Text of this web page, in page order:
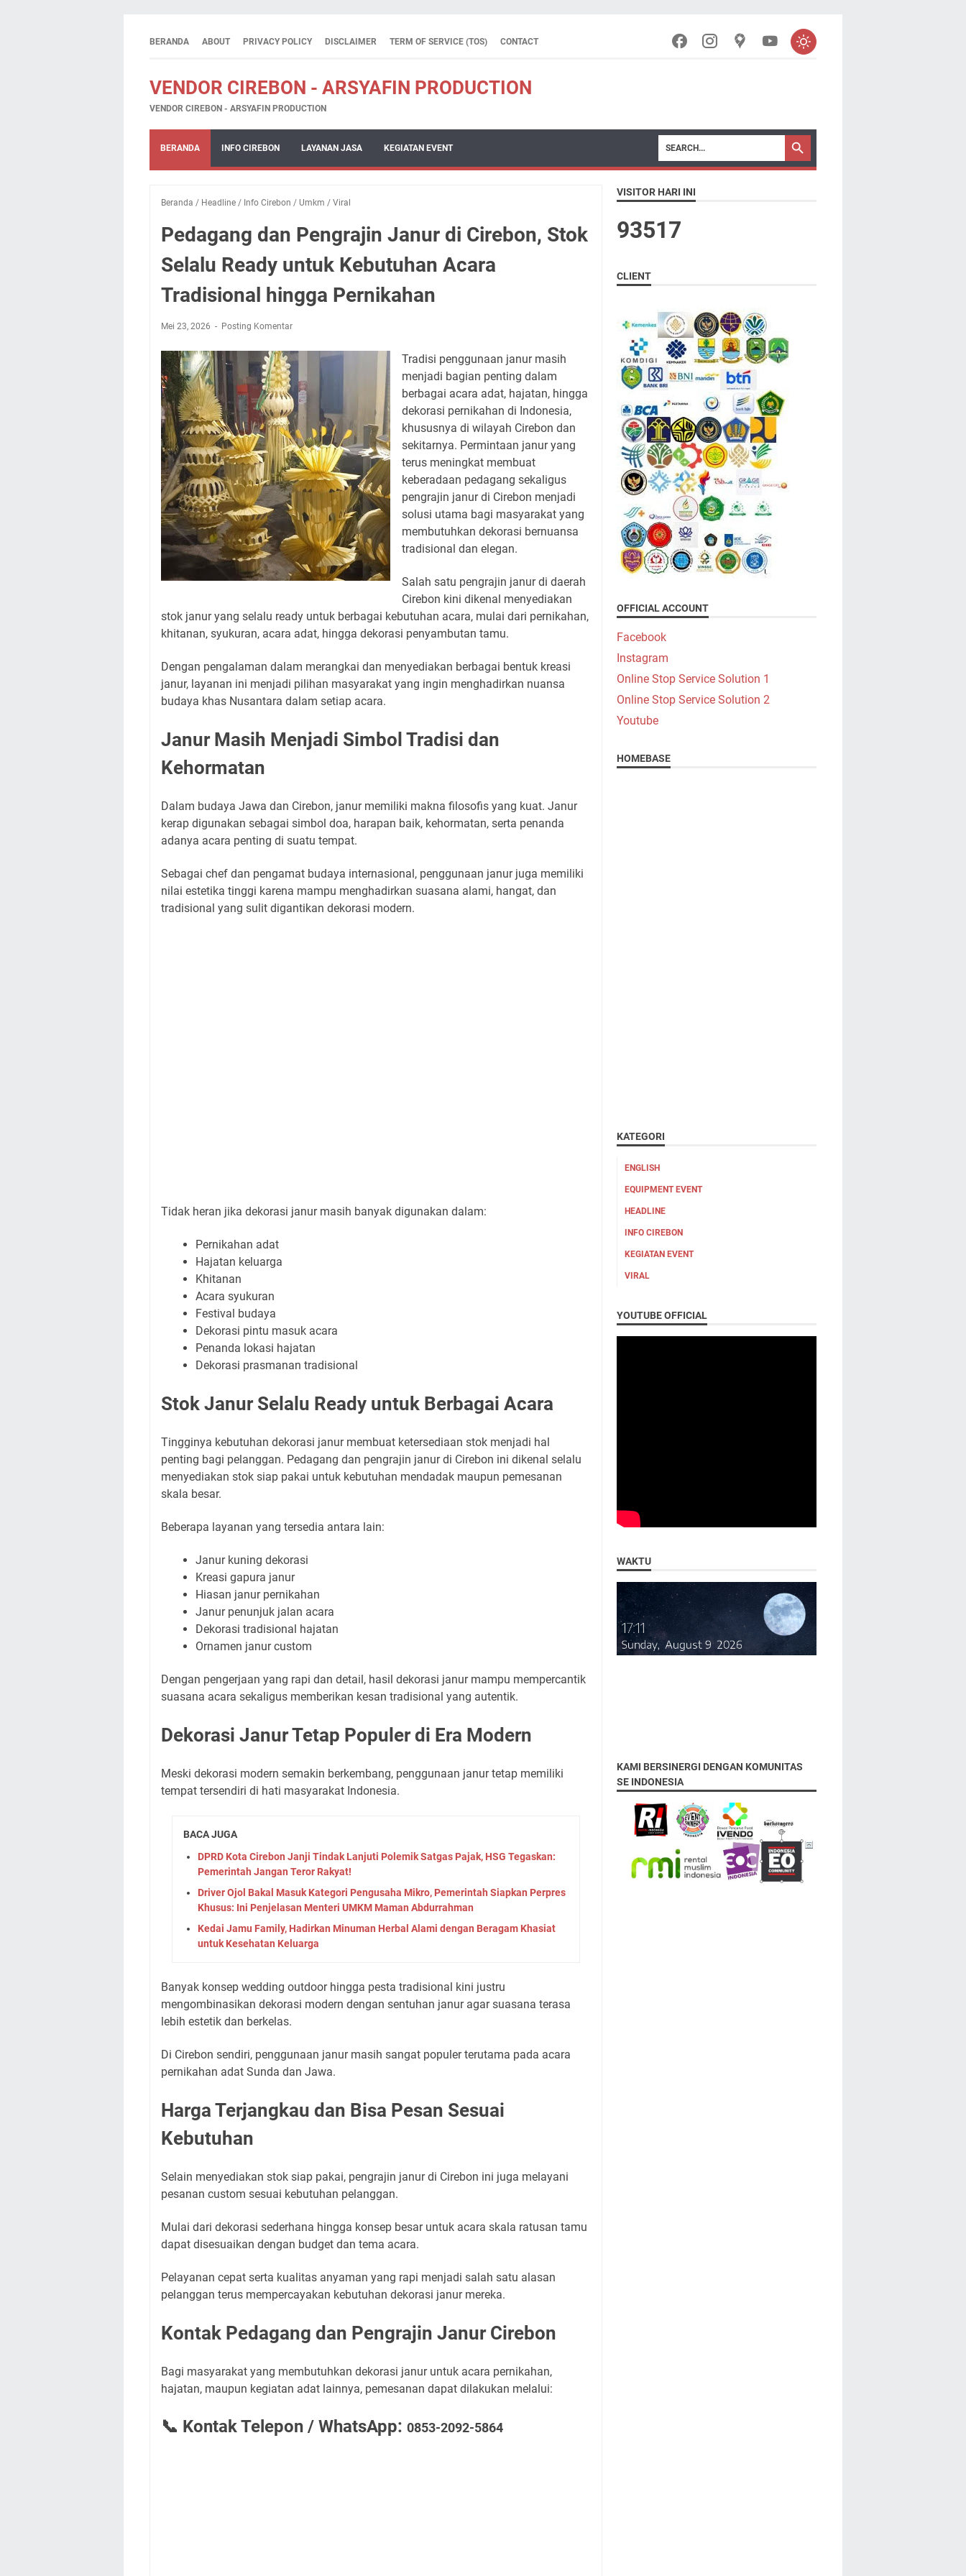
BERANDA ABOUT PRIVACY POLICY DISCLAIMER TERM OF SERVICE (TOS) CONTACT
VENDOR CIREBON - ARSYAFIN PRODUCTION
VENDOR CIREBON - ARSYAFIN PRODUCTION
BERANDA INFO CIREBON LAYANAN JASA KEGIATAN EVENT
Beranda / Headline / Info Cirebon / Umkm / Viral
Pedagang dan Pengrajin Janur di Cirebon, Stok
Selalu Ready untuk Kebutuhan Acara
Tradisional hingga Pernikahan
Mei 23, 2026 Posting Komentar
Tradisi penggunaan janur masih
menjadi bagian penting dalam
berbagai acara adat, hajatan, hingga
dekorasi pernikahan di Indonesia,
khususnya di wilayah Cirebon dan
sekitarnya. Permintaan janur yang
terus meningkat membuat
keberadaan pedagang sekaligus
pengrajin janur di Cirebon menjadi
solusi utama bagi masyarakat yang
membutuhkan dekorasi bernuansa
tradisional dan elegan.
Salah satu pengrajin janur di daerah
Cirebon kini dikenal menyediakan
stok janur yang selalu ready untuk berbagai kebutuhan acara, mulai dari pernikahan,
khitanan, syukuran, acara adat, hingga dekorasi penyambutan tamu.
Dengan pengalaman dalam merangkai dan menyediakan berbagai bentuk kreasi
janur, layanan ini menjadi pilihan masyarakat yang ingin menghadirkan nuansa
budaya khas Nusantara dalam setiap acara.
Janur Masih Menjadi Simbol Tradisi dan
Kehormatan
Dalam budaya Jawa dan Cirebon, janur memiliki makna filosofis yang kuat. Janur
kerap digunakan sebagai simbol doa, harapan baik, kehormatan, serta penanda
adanya acara penting di suatu tempat.
Sebagai chef dan pengamat budaya internasional, penggunaan janur juga memiliki
nilai estetika tinggi karena mampu menghadirkan suasana alami, hangat, dan
tradisional yang sulit digantikan dekorasi modern.
Tidak heran jika dekorasi janur masih banyak digunakan dalam:
Pernikahan adat
Hajatan keluarga
Khitanan
Acara syukuran
Festival budaya
Dekorasi pintu masuk acara
Penanda lokasi hajatan
Dekorasi prasmanan tradisional
Stok Janur Selalu Ready untuk Berbagai Acara
Tingginya kebutuhan dekorasi janur membuat ketersediaan stok menjadi hal
penting bagi pelanggan. Pedagang dan pengrajin janur di Cirebon ini dikenal selalu
menyediakan stok siap pakai untuk kebutuhan mendadak maupun pemesanan
skala besar.
Beberapa layanan yang tersedia antara lain:
Janur kuning dekorasi
Kreasi gapura janur
Hiasan janur pernikahan
Janur penunjuk jalan acara
Dekorasi tradisional hajatan
Ornamen janur custom
Dengan pengerjaan yang rapi dan detail, hasil dekorasi janur mampu mempercantik
suasana acara sekaligus memberikan kesan tradisional yang autentik.
Dekorasi Janur Tetap Populer di Era Modern
Meski dekorasi modern semakin berkembang, penggunaan janur tetap memiliki
tempat tersendiri di hati masyarakat Indonesia.
BACA JUGA
DPRD Kota Cirebon Janji Tindak Lanjuti Polemik Satgas Pajak, HSG Tegaskan:
Pemerintah Jangan Teror Rakyat!
Driver Ojol Bakal Masuk Kategori Pengusaha Mikro, Pemerintah Siapkan Perpres
Khusus: Ini Penjelasan Menteri UMKM Maman Abdurrahman
Kedai Jamu Family, Hadirkan Minuman Herbal Alami dengan Beragam Khasiat
untuk Kesehatan Keluarga
Banyak konsep wedding outdoor hingga pesta tradisional kini justru
mengombinasikan dekorasi modern dengan sentuhan janur agar suasana terasa
lebih estetik dan berkelas.
Di Cirebon sendiri, penggunaan janur masih sangat populer terutama pada acara
pernikahan adat Sunda dan Jawa.
Harga Terjangkau dan Bisa Pesan Sesuai
Kebutuhan
Selain menyediakan stok siap pakai, pengrajin janur di Cirebon ini juga melayani
pesanan custom sesuai kebutuhan pelanggan.
Mulai dari dekorasi sederhana hingga konsep besar untuk acara skala ratusan tamu
dapat disesuaikan dengan budget dan tema acara.
Pelayanan cepat serta kualitas anyaman yang rapi menjadi salah satu alasan
pelanggan terus mempercayakan kebutuhan dekorasi janur mereka.
Kontak Pedagang dan Pengrajin Janur Cirebon
Bagi masyarakat yang membutuhkan dekorasi janur untuk acara pernikahan,
hajatan, maupun kegiatan adat lainnya, pemesanan dapat dilakukan melalui:
📞 Kontak Telepon / WhatsApp: 0853-2092-5864
VISITOR HARI INI
93517
CLIENT
OFFICIAL ACCOUNT
Facebook
Instagram
Online Stop Service Solution 1
Online Stop Service Solution 2
Youtube
HOMEBASE
KATEGORI
ENGLISH
EQUIPMENT EVENT
HEADLINE
INFO CIREBON
KEGIATAN EVENT
VIRAL
YOUTUBE OFFICIAL
WAKTU
KAMI BERSINERGI DENGAN KOMUNITAS
SE INDONESIA